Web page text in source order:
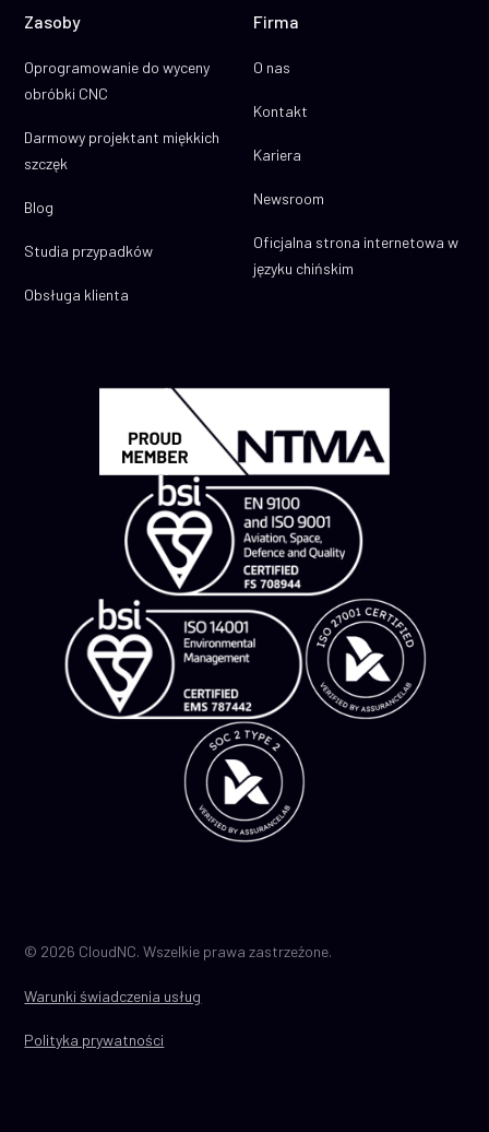
Zasoby
Oprogramowanie do wyceny
obróbki CNC
Darmowy projektant miękkich
szczęk
Blog
Studia przypadków
Obsługa klienta
Firma
O nas
Kontakt
Kariera
Newsroom
Oficjalna strona internetowa w
języku chińskim
Warunki świadczenia usług
Polityka prywatności
© 2026 CloudNC. Wszelkie prawa zastrzeżone.